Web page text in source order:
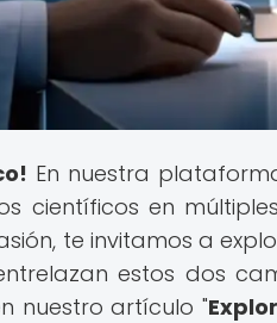
En nuestra
científicos en
te invitamos a
estos dos
nuestro artículo "